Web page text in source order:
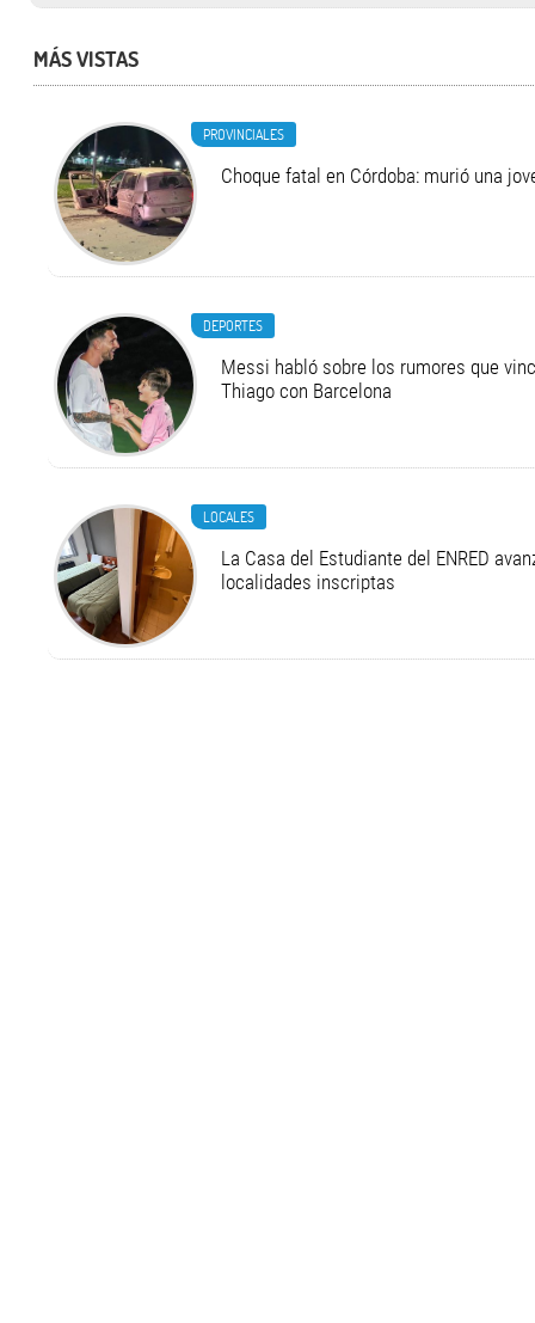
MÁS VISTAS
PROVINCIALES
Choque fatal en Córdoba: murió una
DEPORTES
Messi habló sobre los rumores que
Thiago con Barcelona
LOCALES
La Casa del Estudiante del ENRED
localidades inscriptas